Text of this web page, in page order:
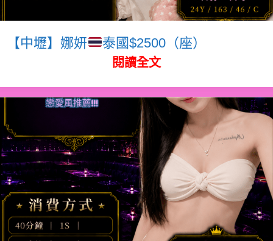
【中壢】娜妍 泰國$2500（座）
閱讀全文